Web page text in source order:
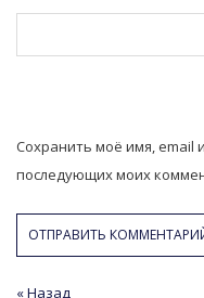
Сохранить моё имя, email
последующих моих
« Назад